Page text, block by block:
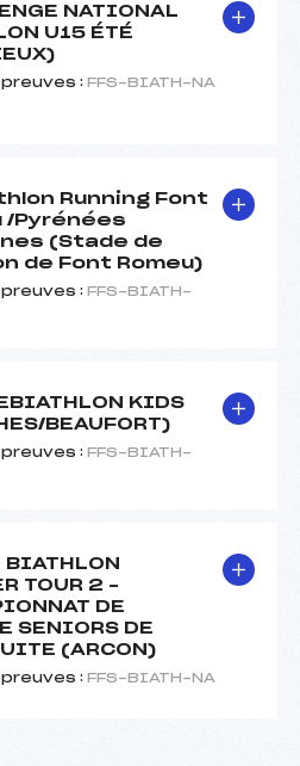
NATIONAL
U15 ÉTÉ
: FFS-BIATH-NA
Running Font
/Pyrénées
(Stade de
de Font Romeu)
: FFS-BIATH-
KIDS
BEAUFORT)
: FFS-BIATH-
BIATHLON
TOUR 2 –
DE
SENIORS DE
(ARCON)
: FFS-BIATH-NA